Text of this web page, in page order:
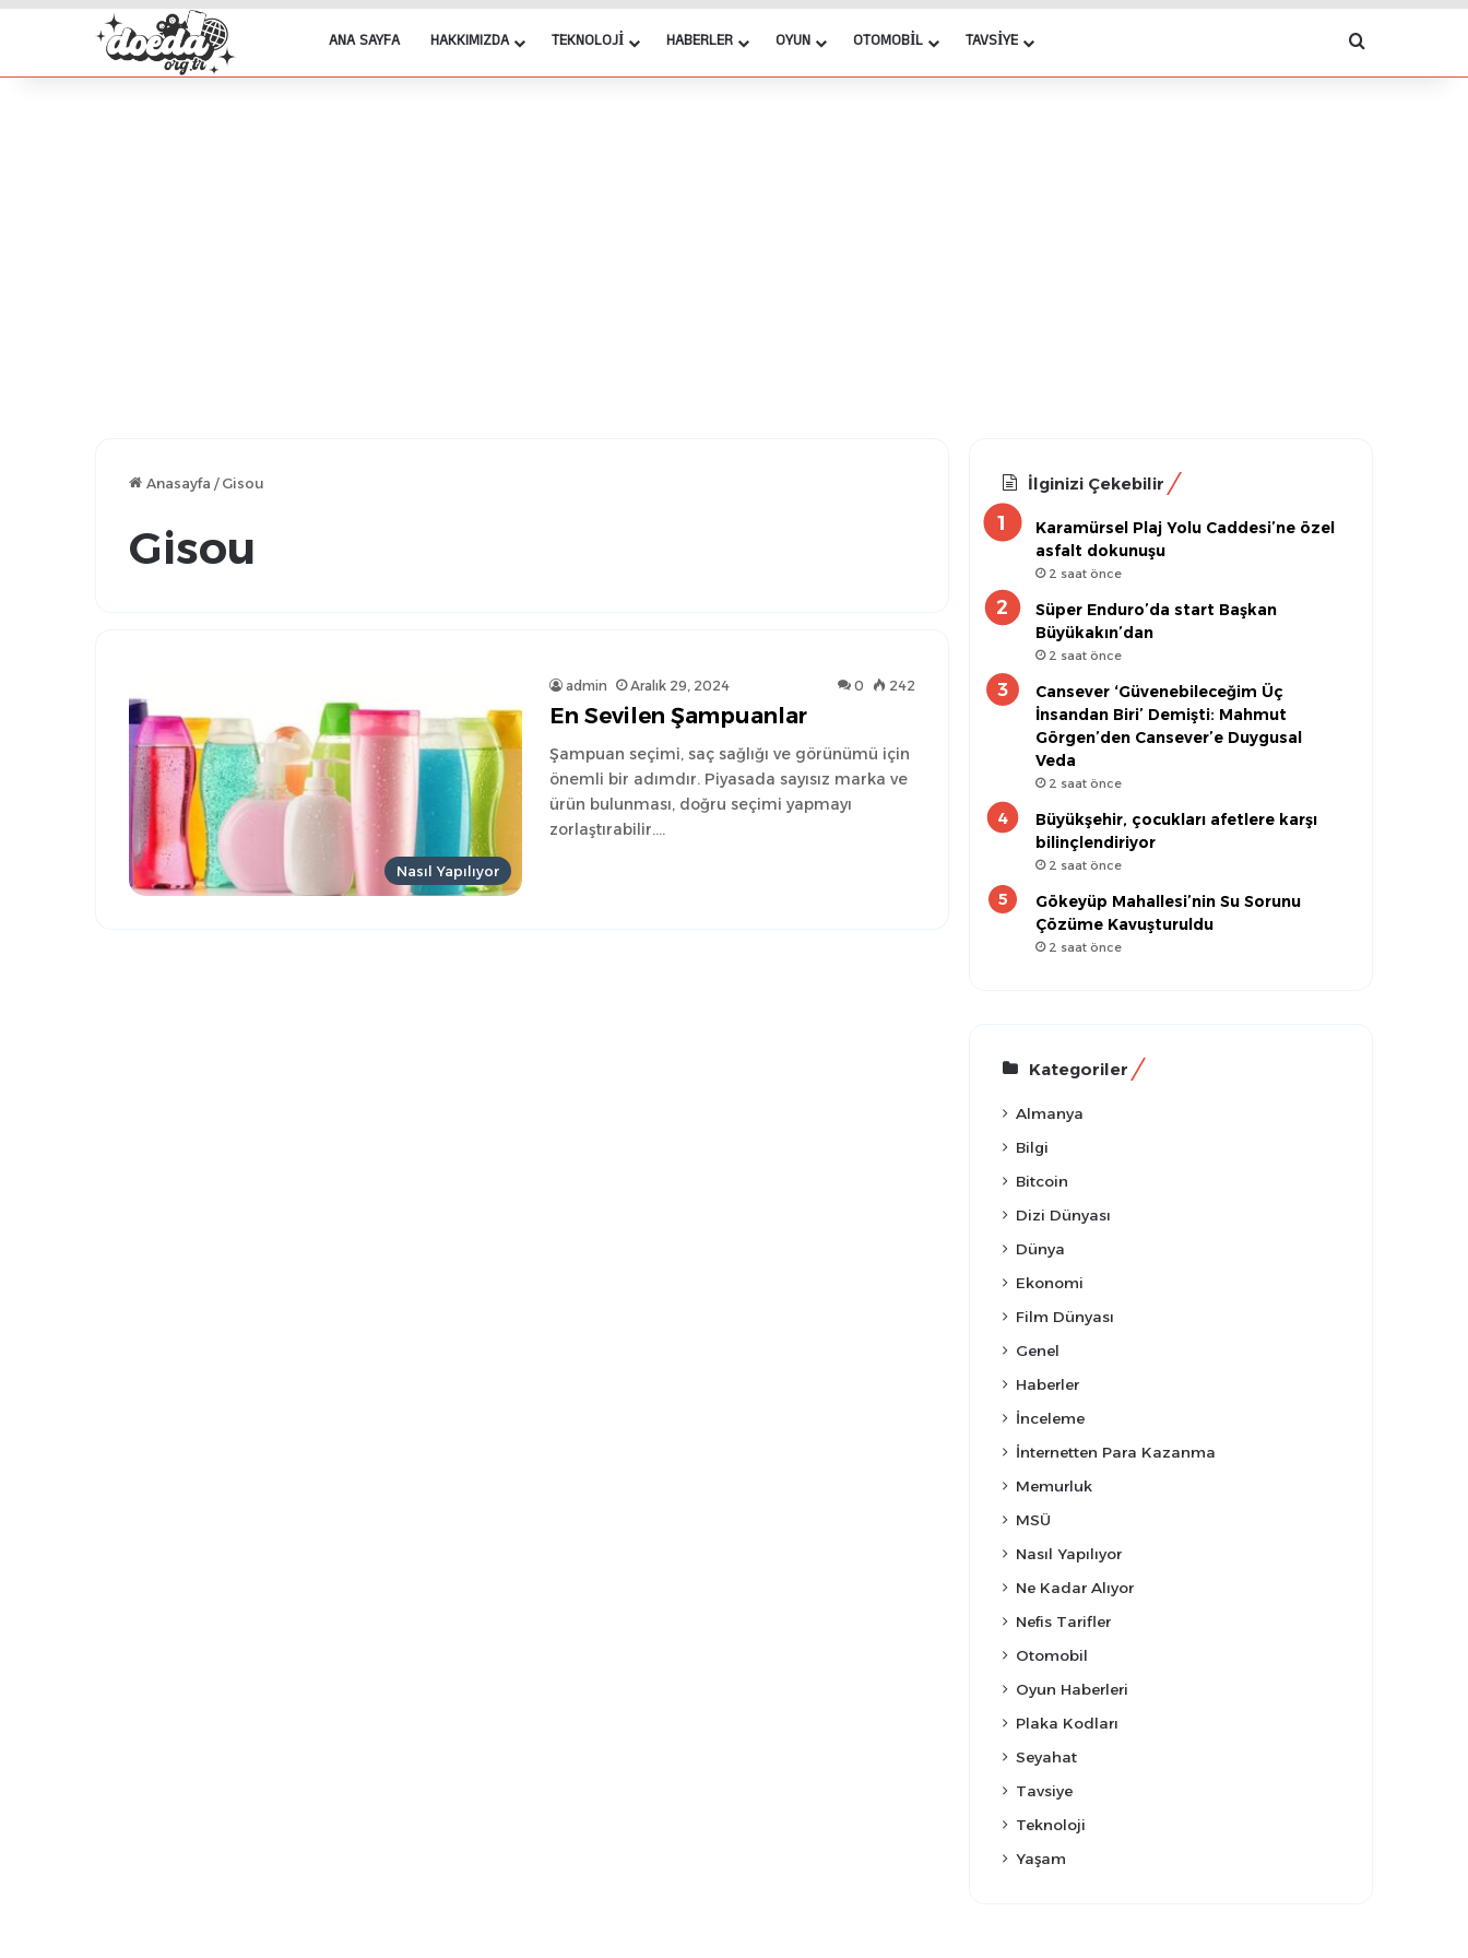
ANA SAYFA HAKKIMIZDA TEKNOLOJI HABERLER OYUN OTOMOBIL TAVSIYE Arama yap
Anasayfa / Gisou
Gisou
Nasıl Yapılıyor
admin Aralık 29, 2024 0 242
En Sevilen Şampuanlar
Şampuan seçimi, saç sağlığı ve görünümü için
önemli bir adımdır. Piyasada sayısız marka ve
ürün bulunması, doğru seçimi yapmayı
zorlaştırabilir.…
İlginizi Çekebilir
Karamürsel Plaj Yolu Caddesi’ne özel
asfalt dokunuşu
2 saat önce
Süper Enduro’da start Başkan
Büyükakın’dan
2 saat önce
Cansever ‘Güvenebileceğim Üç
İnsandan Biri’ Demişti: Mahmut
Görgen’den Cansever’e Duygusal
Veda
2 saat önce
Büyükşehir, çocukları afetlere karşı
bilinçlendiriyor
2 saat önce
Gökeyüp Mahallesi’nin Su Sorunu
Çözüme Kavuşturuldu
2 saat önce
Kategoriler
Almanya
Bilgi
Bitcoin
Dizi Dünyası
Dünya
Ekonomi
Film Dünyası
Genel
Haberler
İnceleme
İnternetten Para Kazanma
Memurluk
MSÜ
Nasıl Yapılıyor
Ne Kadar Alıyor
Nefis Tarifler
Otomobil
Oyun Haberleri
Plaka Kodları
Seyahat
Tavsiye
Teknoloji
Yaşam